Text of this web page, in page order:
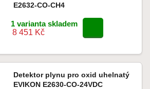
E2632-CO-CH4
1 varianta skladem
8 451 Kč
Detektor plynu pro oxid uhelnatý
EVIKON E2630-CO-24VDC